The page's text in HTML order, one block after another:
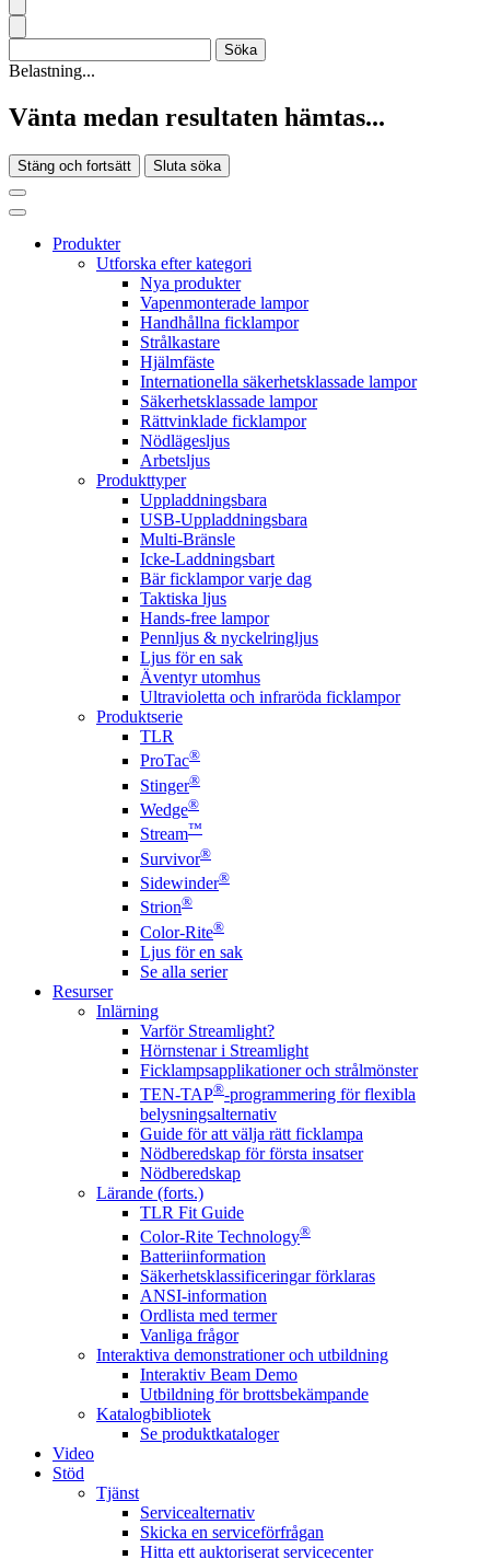
Belastning...
Vänta medan resultaten hämtas...
Stäng och fortsätt Sluta söka
Produkter
Utforska efter kategori
Nya produkter
Vapenmonterade lampor
Handhållna ficklampor
Strålkastare
Hjälmfäste
Internationella säkerhetsklassade lampor
Säkerhetsklassade lampor
Rättvinklade ficklampor
Nödlägesljus
Arbetsljus
Produkttyper
Uppladdningsbara
USB-Uppladdningsbara
Multi-Bränsle
Icke-Laddningsbart
Bär ficklampor varje dag
Taktiska ljus
Hands-free lampor
Pennljus & nyckelringljus
Ljus för en sak
Äventyr utomhus
Ultravioletta och infraröda ficklampor
Produktserie
TLR
ProTac®
Stinger®
Wedge®
Stream™
Survivor®
Sidewinder®
Strion®
Color-Rite®
Ljus för en sak
Se alla serier
Resurser
Inlärning
Varför Streamlight?
Hörnstenar i Streamlight
Ficklampsapplikationer och strålmönster
TEN-TAP®-programmering för flexibla
belysningsalternativ
Guide för att välja rätt ficklampa
Nödberedskap för första insatser
Nödberedskap
Lärande (forts.)
TLR Fit Guide
Color-Rite Technology®
Batteriinformation
Säkerhetsklassificeringar förklaras
ANSI-information
Ordlista med termer
Vanliga frågor
Interaktiva demonstrationer och utbildning
Interaktiv Beam Demo
Utbildning för brottsbekämpande
Katalogbibliotek
Se produktkataloger
Video
Stöd
Tjänst
Servicealternativ
Skicka en serviceförfrågan
Hitta ett auktoriserat servicecenter